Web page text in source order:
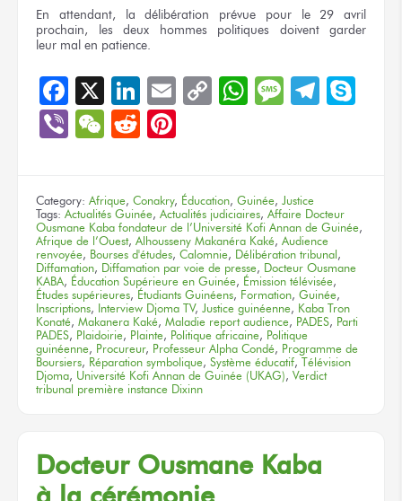
En attendant,
la délibération prévue pour le 29 avril
prochain, les deux hommes politiques doivent garder
leur mal en patience.
Facebook
X LinkedIn
EmailCopyWhatsApp
Message
ViberWeChat
Reddit
Category: Afrique, Conakry, Éducation, Guinée, Justice
Tags: Actualités Guinée, Actualités judiciaires, Affaire Docteur
Ousmane Kaba fondateur de l’Université Kofi Annan de Guinée,
Afrique de l’Ouest, Alhousseny Makanéra Kaké, Audience
renvoyée, Bourses d'études, Calomnie, Délibération tribunal,
Diffamation, Diffamation par voie de presse, Docteur Ousmane
KABA, Éducation Supérieure en Guinée, Émission télévisée,
Études supérieures, Étudiants Guinéens, Formation, Guinée,
Inscriptions, Interview Djoma TV, Justice guinéenne, Kaba Tron
Konaté, Makanera Kaké, Maladie report audience, PADES, Parti
PADES, Plaidoirie, Plainte, Politique africaine, Politique
guinéenne, Procureur, Professeur Alpha Condé, Programme de
Boursiers, Réparation symbolique, Système éducatif, Télévision
Djoma, Université Kofi Annan de Guinée (UKAG), Verdict
tribunal première instance Dixinn
Docteur Ousmane Kaba